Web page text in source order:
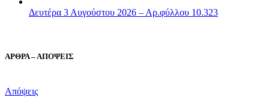
Δευτέρα 3 Αυγούστου 2026 – Αρ.φύλλου 10.323
ΑΡΘΡΑ – ΑΠΟΨΕΙΣ
Απόψεις